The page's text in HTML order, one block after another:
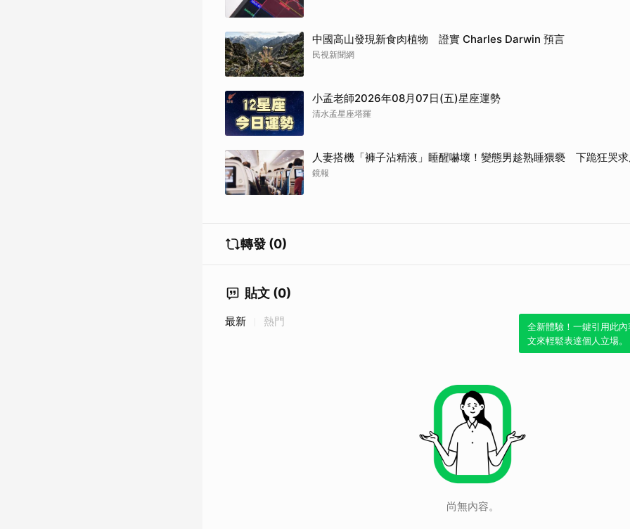
中國高山發現新食肉植物 證實 Charles Darwin 預言
民視新聞網
小孟老師2026年08月07日(五)星座運勢
清水孟星座塔羅
人妻搭機「褲子沾精液」睡醒嚇壞！變態男趁熟睡猥褻 下跪狂哭
鏡報
轉發 (0)
貼文 (0)
全新體驗！一鍵引用此
文來輕鬆表達個人立場。
最新 熱門
尚無內容。